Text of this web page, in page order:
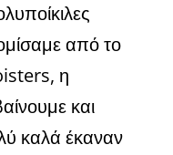
από το
η
και
καλά έκαναν